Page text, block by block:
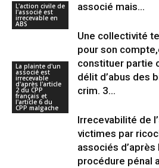
associé mais...
L'action civile de
l'associé est
irrecevable en
ABS
Une collectivité
pour son
constituer partie
délit d’abus des
crim. 3...
La plainte d'un
associé est
irrecevable
d'après l'article
2 du CPP
français et
l'article 6 du
CPP malgache
Irrecevabilité de
victimes par
associés
procédure pénal